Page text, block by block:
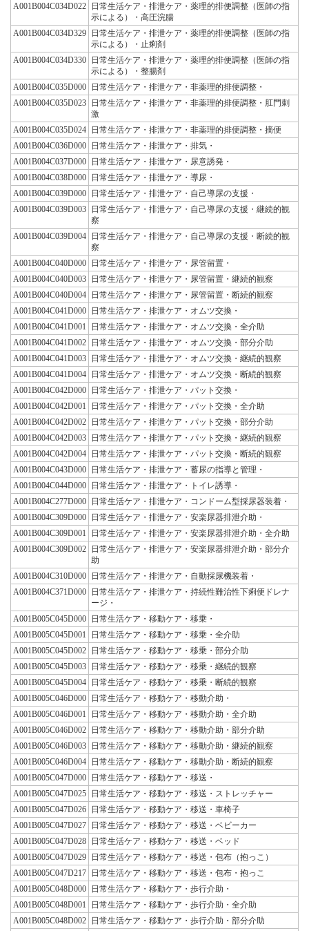
A001B004C034D022
日常生活ケア・排泄ケア・薬理的排便調整（医師の指
示による）・高圧浣腸
A001B004C034D329
日常生活ケア・排泄ケア・薬理的排便調整（医師の指
示による）・止痢剤
A001B004C034D330
日常生活ケア・排泄ケア・薬理的排便調整（医師の指
示による）・整腸剤
A001B004C035D000
日常生活ケア・排泄ケア・非薬理的排便調整・
A001B004C035D023
日常生活ケア・排泄ケア・非薬理的排便調整・肛門刺
激
A001B004C035D024
日常生活ケア・排泄ケア・非薬理的排便調整・摘便
A001B004C036D000
日常生活ケア・排泄ケア・排気・
A001B004C037D000
日常生活ケア・排泄ケア・尿意誘発・
A001B004C038D000
日常生活ケア・排泄ケア・導尿・
A001B004C039D000
日常生活ケア・排泄ケア・自己導尿の支援・
A001B004C039D003
日常生活ケア・排泄ケア・自己導尿の支援・継続的観
察
A001B004C039D004
日常生活ケア・排泄ケア・自己導尿の支援・断続的観
察
A001B004C040D000
日常生活ケア・排泄ケア・尿管留置・
A001B004C040D003
日常生活ケア・排泄ケア・尿管留置・継続的観察
A001B004C040D004
日常生活ケア・排泄ケア・尿管留置・断続的観察
A001B004C041D000
日常生活ケア・排泄ケア・オムツ交換・
A001B004C041D001
日常生活ケア・排泄ケア・オムツ交換・全介助
A001B004C041D002
日常生活ケア・排泄ケア・オムツ交換・部分介助
A001B004C041D003
日常生活ケア・排泄ケア・オムツ交換・継続的観察
A001B004C041D004
日常生活ケア・排泄ケア・オムツ交換・断続的観察
A001B004C042D000
日常生活ケア・排泄ケア・パット交換・
A001B004C042D001
日常生活ケア・排泄ケア・パット交換・全介助
A001B004C042D002
日常生活ケア・排泄ケア・パット交換・部分介助
A001B004C042D003
日常生活ケア・排泄ケア・パット交換・継続的観察
A001B004C042D004
日常生活ケア・排泄ケア・パット交換・断続的観察
A001B004C043D000
日常生活ケア・排泄ケア・蓄尿の指導と管理・
A001B004C044D000
日常生活ケア・排泄ケア・トイレ誘導・
A001B004C277D000
日常生活ケア・排泄ケア・コンドーム型採尿器装着・
A001B004C309D000
日常生活ケア・排泄ケア・安楽尿器排泄介助・
A001B004C309D001
日常生活ケア・排泄ケア・安楽尿器排泄介助・全介助
A001B004C309D002
日常生活ケア・排泄ケア・安楽尿器排泄介助・部分介
助
A001B004C310D000
日常生活ケア・排泄ケア・自動採尿機装着・
A001B004C371D000
日常生活ケア・排泄ケア・持続性難治性下痢便ドレナ
ージ・
A001B005C045D000
日常生活ケア・移動ケア・移乗・
A001B005C045D001
日常生活ケア・移動ケア・移乗・全介助
A001B005C045D002
日常生活ケア・移動ケア・移乗・部分介助
A001B005C045D003
日常生活ケア・移動ケア・移乗・継続的観察
A001B005C045D004
日常生活ケア・移動ケア・移乗・断続的観察
A001B005C046D000
日常生活ケア・移動ケア・移動介助・
A001B005C046D001
日常生活ケア・移動ケア・移動介助・全介助
A001B005C046D002
日常生活ケア・移動ケア・移動介助・部分介助
A001B005C046D003
日常生活ケア・移動ケア・移動介助・継続的観察
A001B005C046D004
日常生活ケア・移動ケア・移動介助・断続的観察
A001B005C047D000
日常生活ケア・移動ケア・移送・
A001B005C047D025
日常生活ケア・移動ケア・移送・ストレッチャー
A001B005C047D026
日常生活ケア・移動ケア・移送・車椅子
A001B005C047D027
日常生活ケア・移動ケア・移送・ベビーカー
A001B005C047D028
日常生活ケア・移動ケア・移送・ベッド
A001B005C047D029
日常生活ケア・移動ケア・移送・包布（抱っこ）
A001B005C047D217
日常生活ケア・移動ケア・移送・包布・抱っこ
A001B005C048D000
日常生活ケア・移動ケア・歩行介助・
A001B005C048D001
日常生活ケア・移動ケア・歩行介助・全介助
A001B005C048D002
日常生活ケア・移動ケア・歩行介助・部分介助